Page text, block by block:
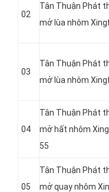
02
Tân Thuận Phát
mở lùa nhôm
03
Tân Thuận Phát
mở lùa nhôm
04
Tân Thuận Phát
mở hất nhôm
55
05
Tân Thuận Phát
mở quay nhôm